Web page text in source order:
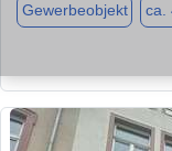
Gewerbeobjekt ca.